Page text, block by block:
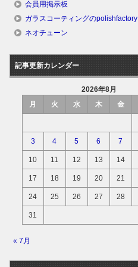
会員用掲示板
ガラスコーティングのpolishfactory
ネオチューン
記事更新カレンダー
2026年8月
月
火 水 木 金
3 4 5 6 7
10 11 12 13 14
17 18 19 20 21
24 25 26 27 28
31
« 7月